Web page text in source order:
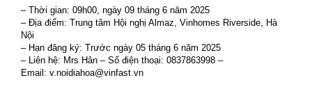
– Thời gian: 09h00, ngày 09 tháng 6 năm 2025
– Địa điểm: Trung tâm Hội nghị Almaz, Vinhomes Riverside, Hà
Nội
– Hạn đăng ký: Trước ngày 05 tháng 6 năm 2025
– Liên hệ: Mrs Hân – Số điện thoại: 0837863998 –
Email: v.noidiahoa@vinfast.vn